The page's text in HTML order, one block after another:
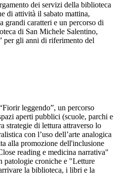
dei servizi della biblioteca
di attività il sabato mattina,
grandi caratteri e un percorso di
di San Michele Salentino,
per gli anni di riferimento del
leggendo”, un percorso
aperti pubblici (scuole, parchi e
strategie di lettura attraverso lo
con l’uso dell’arte analogica
alla promozione dell'inclusione
reading e medicina narrativa"
patologie croniche e "Letture
la biblioteca, i libri e la